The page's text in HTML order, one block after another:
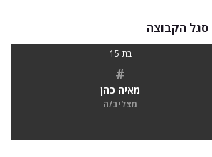
סגל הקבוצה
בת 15
#
מאיה כהן
מצליב/ה